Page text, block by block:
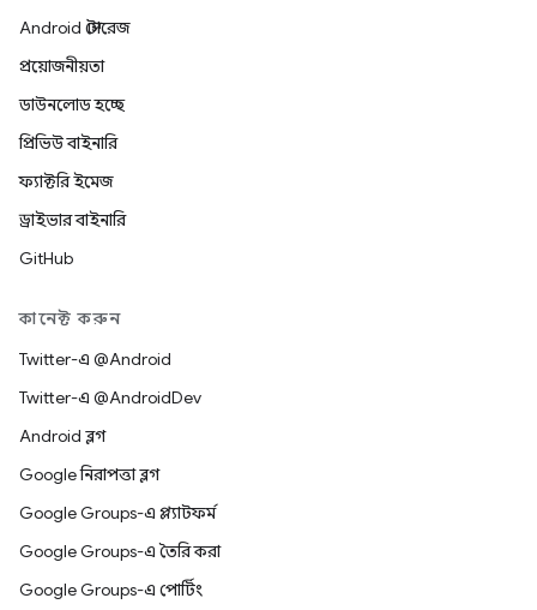
Android স্টোরেজ
প্রয়োজনীয়তা
ডাউনলোড হচ্ছে
প্রিভিউ বাইনারি
ফ্যাক্টরি ইমেজ
ড্রাইভার বাইনারি
GitHub
কানেক্ট করুন
Twitter-এ @Android
Twitter-এ @AndroidDev
Android ব্লগ
Google নিরাপত্তা ব্লগ
Google Groups-এ প্ল্যাটফর্ম
Google Groups-এ তৈরি করা
Google Groups-এ পোর্টিং